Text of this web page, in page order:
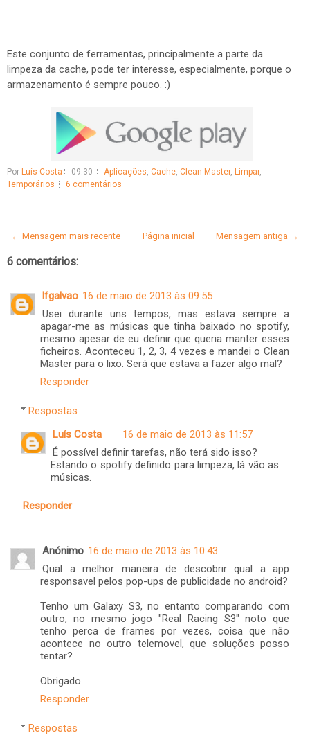
Este conjunto de ferramentas, principalmente a parte da
limpeza da cache, pode ter interesse, especialmente, porque o
armazenamento é sempre pouco. :)
Por Luís Costa 09:30 Aplicações, Cache, Clean Master, Limpar,
Temporários
6 comentários
← Mensagem mais recente Mensagem antiga →
Página inicial
6 comentários:
lfgalvao 16 de maio de 2013 às 09:55
Usei durante uns tempos, mas estava sempre a
apagar-me as músicas que tinha baixado no spotify,
mesmo apesar de eu definir que queria manter esses
ficheiros. Aconteceu 1, 2, 3, 4 vezes e mandei o Clean
Master para o lixo. Será que estava a fazer algo mal?
Responder
Respostas
Luís Costa
16 de maio de 2013 às 11:57
É possível definir tarefas, não terá sido isso?
Estando o spotify definido para limpeza, lá vão as
músicas.
Responder
Anónimo 16 de maio de 2013 às 10:43
Qual a melhor maneira de descobrir qual a app
responsavel pelos pop-ups de publicidade no android?
Tenho um Galaxy S3, no entanto comparando com
outro, no mesmo jogo "Real Racing S3" noto que
tenho perca de frames por vezes, coisa que não
acontece no outro telemovel, que soluções posso
tentar?
Obrigado
Responder
Respostas